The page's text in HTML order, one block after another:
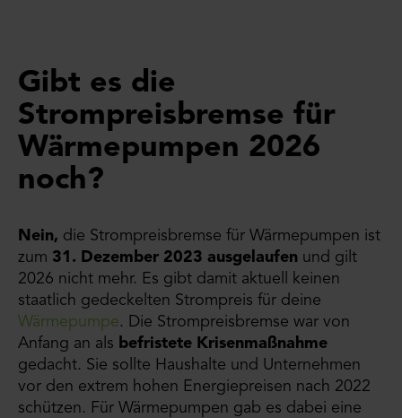
Gibt es die
Strompreisbremse für
Wärmepumpen 2026
noch?
Nein, die Strompreisbremse für Wärmepumpen ist
zum 31. Dezember 2023 ausgelaufen und gilt
2026 nicht mehr. Es gibt damit aktuell keinen
staatlich gedeckelten Strompreis für deine
Wärmepumpe. Die Strompreisbremse war von
Anfang an als befristete Krisenmaßnahme
gedacht. Sie sollte Haushalte und Unternehmen
vor den extrem hohen Energiepreisen nach 2022
schützen. Für Wärmepumpen gab es dabei eine